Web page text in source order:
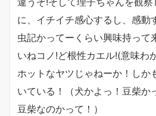
に、イチイチ感心するし、感動
虫記かってーくらい興味持って
いねコノ!ど根性カエル!(意味わ
ホットなヤツじゃねーか！しか
いている！（犬かよっ！豆柴か
豆柴なのかって！）